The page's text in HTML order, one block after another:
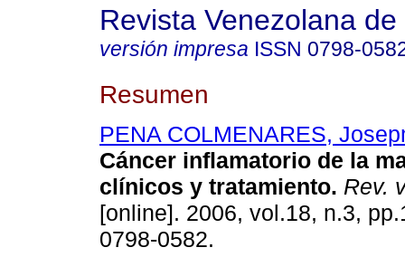
Revista Venezolana
versión impresa ISSN 0798-
Resumen
PENA COLMENARES,
Cáncer inflamatorio de la
clínicos y tratamiento. Rev.
[online]. 2006, vol.18, n.3,
0798-0582.